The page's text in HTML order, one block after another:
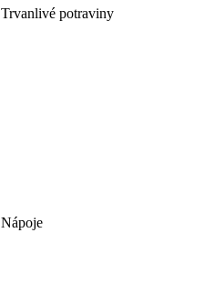
Trvanlivé potraviny
Nápoje